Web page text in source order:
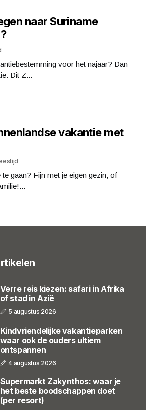
naar Suriname
voor het najaar? Dan
Dit Z...
vakantie met
gaan? Fijn met je eigen gezin, of
Verre reis kiezen: safari in Afrika
of stad in Azië
5 augustus 2026
Kindvriendelijke vakantieparken
waar ook de ouders ultiem
ontspannen
4 augustus 2026
Supermarkt Zakynthos: waar je
het beste boodschappen doet
(per resort)